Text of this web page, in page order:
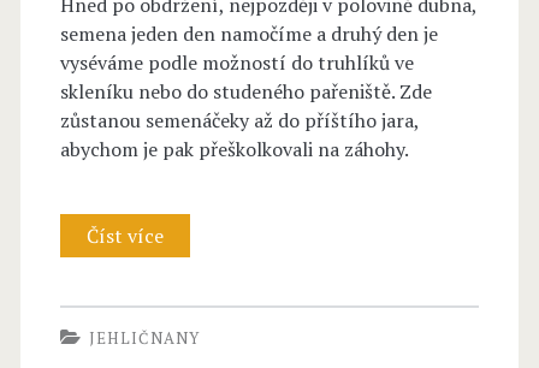
semena jeden den namočíme a druhý den je
vyséváme podle možností do truhlíků ve
skleníku nebo do studeného pařeniště. Zde
zůstanou semenáčeky až do příštího jara,
abychom je pak přeškolkovali na záhohy.
Číst víceT
JEHLIČNANY